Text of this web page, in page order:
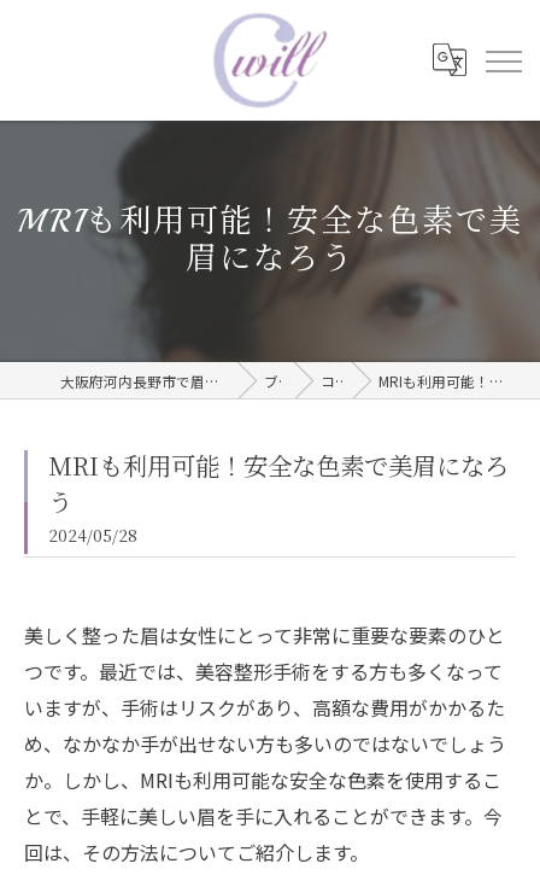
MRIも利用可能！安全な色素で美
眉になろう
大阪府河内長野市で眉毛タトゥーならwill care サロン ブログ コラム MRIも利用可能！安全な色素で美眉になろう
MRIも利用可能！安全な色素で美眉になろ
う
2024/05/28
美しく整った眉は女性にとって非常に重要な要素のひと
つです。最近では、美容整形手術をする方も多くなって
いますが、手術はリスクがあり、高額な費用がかかるた
め、なかなか手が出せない方も多いのではないでしょう
か。しかし、MRIも利用可能な安全な色素を使用するこ
とで、手軽に美しい眉を手に入れることができます。今
回は、その方法についてご紹介します。